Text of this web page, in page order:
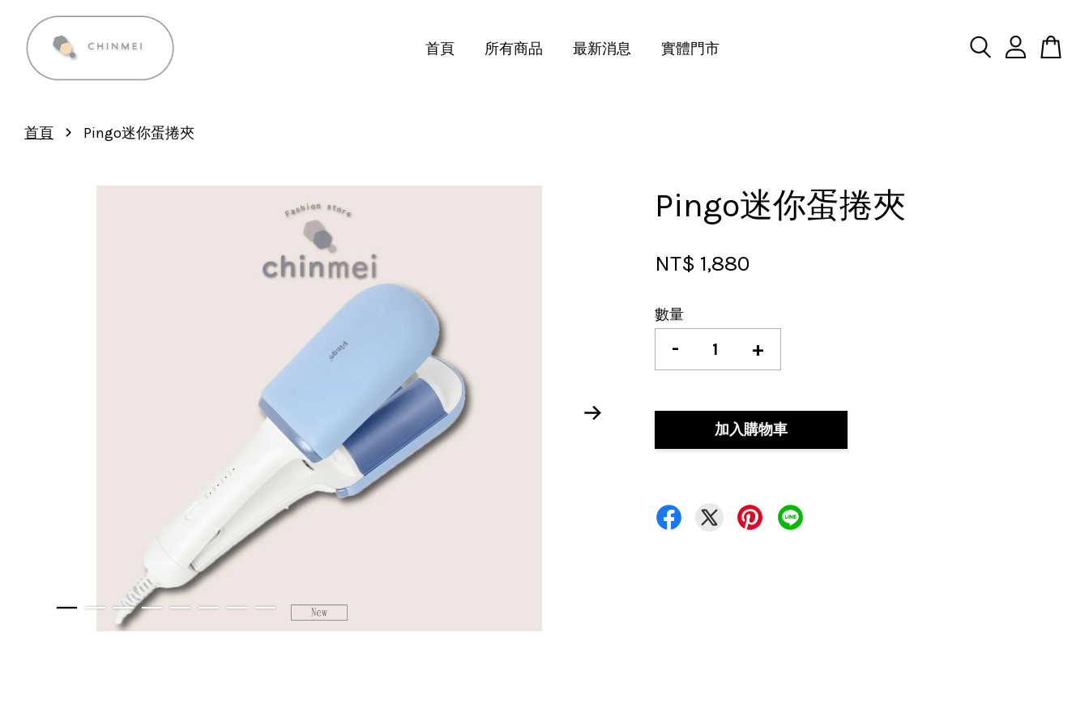
首頁 所有商品 最新消息 實體門市
首頁 › Pingo迷你蛋捲夾
Pingo迷你蛋捲夾
NT$ 1,880
數量
- +
加入購物車
繼續購物